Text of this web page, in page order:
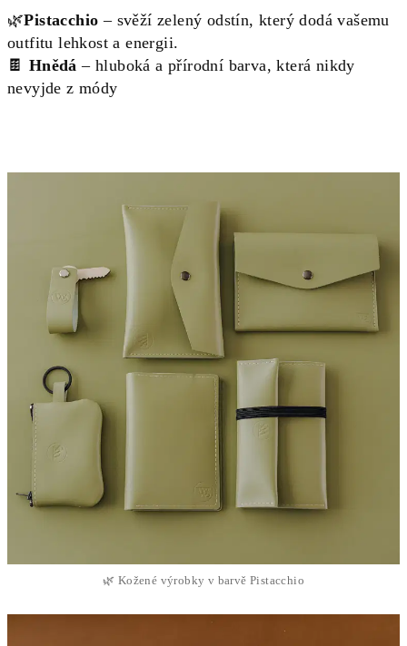
🌿Pistacchio – svěží zelený odstín, který dodá vašemu
outfitu lehkost a energii.
🍫 Hnědá – hluboká a přírodní barva, která nikdy
nevyjde z módy
🌿 Kožené výrobky v barvě Pistacchio